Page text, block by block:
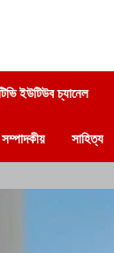
ইউটিউব চ্যানেল
সম্পাদকীয় সাহিত্য